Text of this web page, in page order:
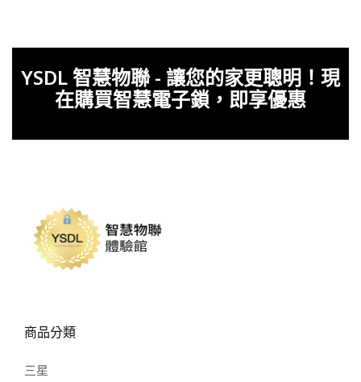
YSDL 智慧物聯 - 讓您的家更聰明！現
在購買智慧電子鎖，即享優惠
商品分類
三星